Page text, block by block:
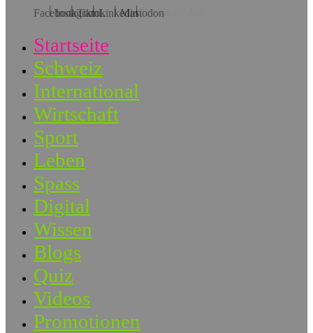
Hol dir die App!
Startseite
Schweiz
International
Wirtschaft
Sport
Leben
Spass
Digital
Wissen
Blogs
Quiz
Videos
Promotionen